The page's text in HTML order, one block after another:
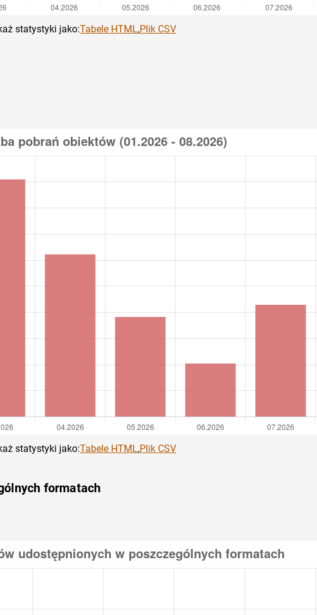
statystyki jako:Tabele HTML,Plik CSV
statystyki jako:Tabele HTML,Plik CSV
formatach